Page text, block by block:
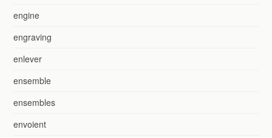
engine
engraving
enlever
ensemble
ensembles
envoient